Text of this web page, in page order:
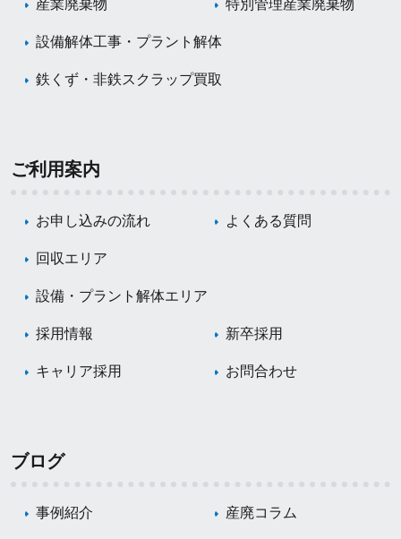
産業廃棄物 特別管理産業廃棄物
設備解体工事・プラント解体
鉄くず・非鉄スクラップ買取
ご利用案内
お申し込みの流れ よくある質問
回収エリア
設備・プラント解体エリア
採用情報 新卒採用
キャリア採用 お問合わせ
ブログ
事例紹介 産廃コラム